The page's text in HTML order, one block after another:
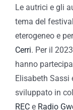
Le autrici e gli
tema del
eterogeneo e
Cerri. Per il
hanno
Elisabeth Sassi
sviluppato in
REC e Radio